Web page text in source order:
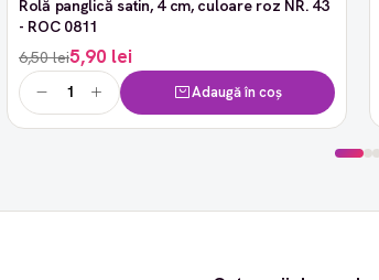
-9%
Rolă panglică satin, 4 cm, culoare roz NR. 43
- ROC 0811
6,50 lei5,90 lei
Adaugă în coș